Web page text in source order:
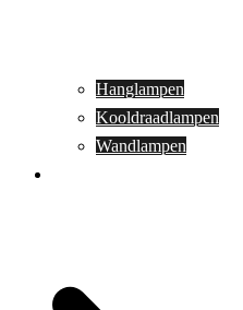
Hanglampen
Kooldraadlampen
Wandlampen